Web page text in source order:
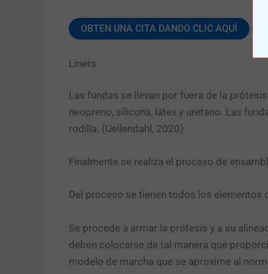
OBTEN UNA CITA DANDO CLIC AQUÍ
Liners
Las fundas se llevan por fuera de la
neopreno, silicona, látex y uretano. Las
rodilla. (Uellendahl, 2020)
Finalmente se realiza el proceso de
Del proceso se tienen todos los elementos
Se procede a armar la prótesis y a su
deben colocarse de tal manera que
modelo de marcha que se aproxime al